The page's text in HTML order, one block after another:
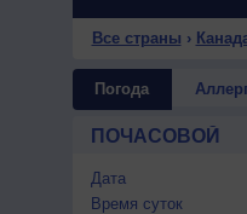
Все страны ›
Погода
ПОЧАСОВОЙ
Дата
Время суток